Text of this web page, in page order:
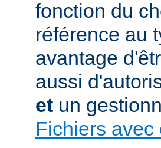
fonction du
référence au
avantage
aussi
et un
Fichiers